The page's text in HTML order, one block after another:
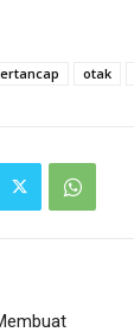
otak